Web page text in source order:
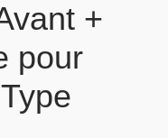
+
pour